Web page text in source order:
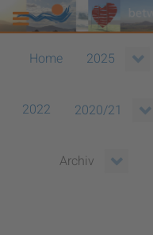
Home 2025
2022 2020/21
Archiv